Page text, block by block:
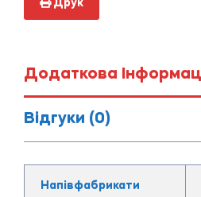
Друк
Додаткова
Відгуки (0)
Напівфабрикати